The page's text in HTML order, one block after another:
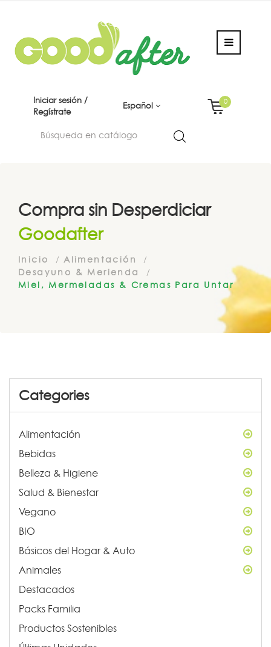
Iniciar sesión /
Regístrate
Español
0
Compra sin Desperdiciar
Goodafter
Inicio
Alimentación
Desayuno & Merienda
Miel, Mermeladas & Cremas Para Untar
Categories
Alimentación
Bebidas
Belleza & Higiene
Salud & Bienestar
Vegano
BIO
Básicos del Hogar & Auto
Animales
Destacados
Packs Familia
Productos Sostenibles